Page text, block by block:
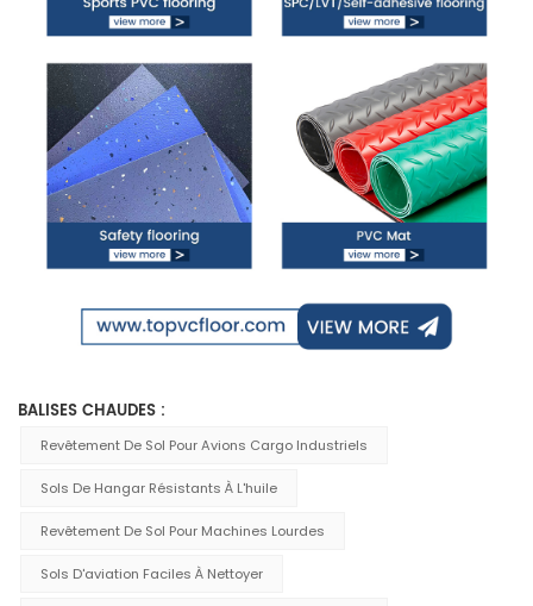
BALISES CHAUDES :
Revêtement De Sol Pour Avions Cargo Industriels
Sols De Hangar Résistants À L'huile
Revêtement De Sol Pour Machines Lourdes
Sols D'aviation Faciles À Nettoyer